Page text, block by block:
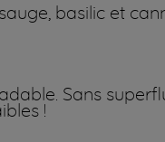
basilic et
Sans
!